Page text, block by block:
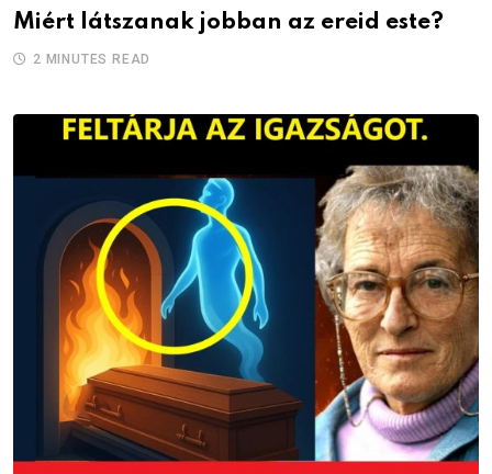
Miért látszanak jobban az ereid este?
2 MINUTES READ